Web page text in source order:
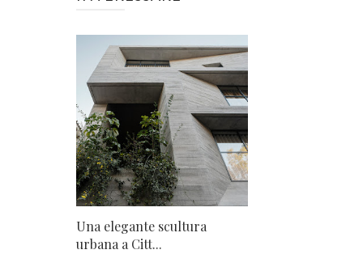
Una elegante scultura
urbana a Citt...